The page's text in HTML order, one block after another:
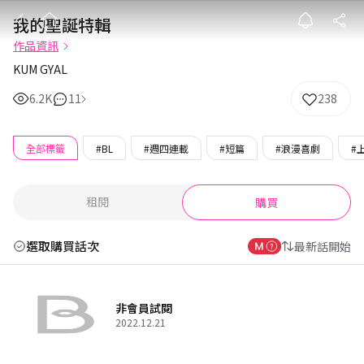
我的聖誕特輯
我的聖誕特輯
作品資訊
KUM GYAL
6.2K
11 238
全部標籤 #BL #週四連載 #短篇 #浪漫喜劇 #
租閱 購買
選取購買話次 最新話開始
非會員試閱
2022.12.21